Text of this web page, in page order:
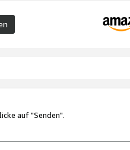
auf "Senden".